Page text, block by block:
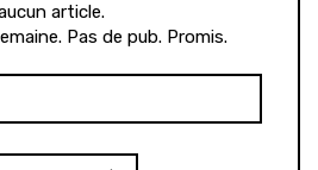
article.
Pas de pub. Promis.